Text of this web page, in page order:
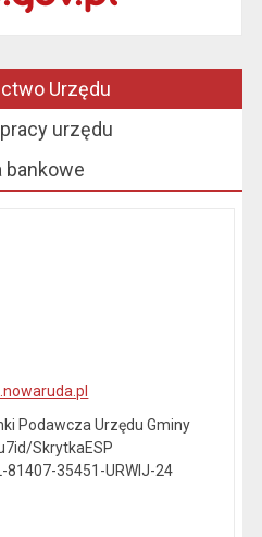
Urzędu
urzędu
bankowe
Podawcza Urzędu Gminy
SkrytkaESP
81407-35451-URWIJ-24